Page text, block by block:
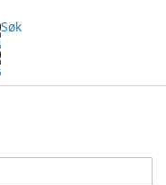
Søk